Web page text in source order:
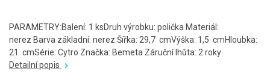
PARAMETRY:Balení: 1 ksDruh výrobku: polička Materiál:
nerez Barva základní: nerez Šířka: 29,7 cmVýška: 1,5 cmHloubka:
21 cmSérie: Cytro Značka: Bemeta Záruční lhůta: 2 roky
Detailní popis